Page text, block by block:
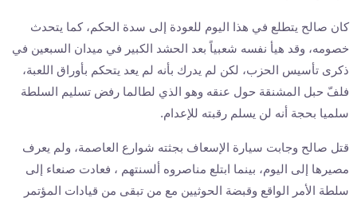
كان صالح يتطلع في هذا اليوم للعودة إلى سدة الحكم، كما يتحدث
خصومه، وقد هيأ نفسه شعبياً بعد الحشد الكبير في ميدان السبعين في
ذكرى تأسيس الحزب، لكن لم يدرك بأنه لم يعد يتحكم بأوراق اللعبة،
فلفّ حبل المشنقة حول عنقه وهو الذي لطالما رفض تسليم السلطة
سلميا بحجة أنه لن يسلم رقبته للإعدام.
قتل صالح وجابت سيارة الإسعاف بجثته شوارع العاصمة، ولم يعرف
مصيرها إلى اليوم، بينما ابتلع مناصروه ألسنتهم ، فعادت صنعاء إلى
سلطة الأمر الواقع وقبضة الحوثيين مع من تبقى من قيادات المؤتمر